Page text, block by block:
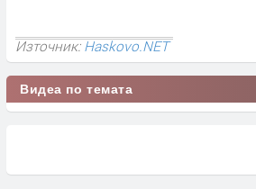
Източник:Haskovo.NET
Видеа по темата